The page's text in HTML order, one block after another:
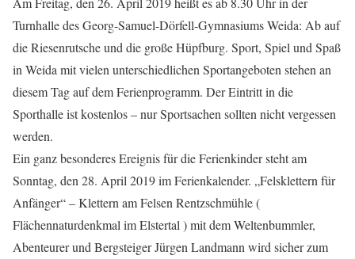
Turnhalle des Georg-Samuel-Dörfell-Gymnasiums Weida: Ab auf
die Riesenrutsche und die große Hüpfburg. Sport, Spiel und Spaß
in Weida mit vielen unterschiedlichen Sportangeboten stehen an
diesem Tag auf dem Ferienprogramm. Der Eintritt in die
Sporthalle ist kostenlos – nur Sportsachen sollten nicht vergessen
werden.
Ein ganz besonderes Ereignis für die Ferienkinder steht am
Sonntag, den 28. April 2019 im Ferienkalender. „Felsklettern für
Anfänger“ – Klettern am Felsen Rentzschmühle (
Flächennaturdenkmal im Elstertal ) mit dem Weltenbummler,
Abenteurer und Bergsteiger Jürgen Landmann wird sicher zum